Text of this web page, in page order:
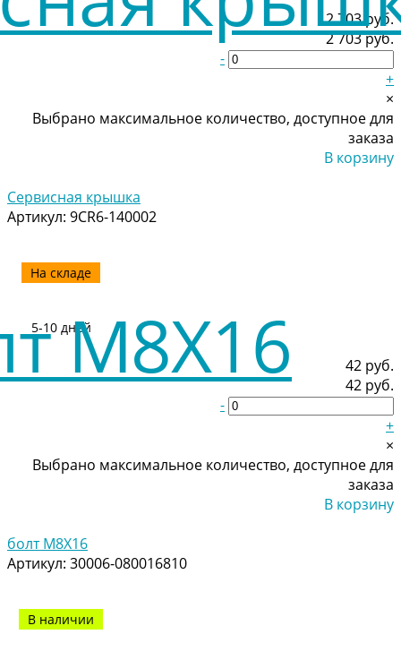
2 703 руб.
2 703 руб.
-
+
×
Выбрано максимальное количество, доступное для
заказа
В корзину
Сервисная крышка
Артикул: 9CR6-140002
На складе
5-10 дней
42 руб.
42 руб.
-
+
×
Выбрано максимальное количество, доступное для
заказа
В корзину
болт M8X16
Артикул: 30006-080016810
В наличии